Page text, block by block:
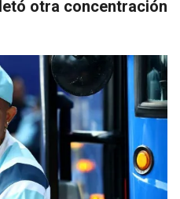
otra concentración